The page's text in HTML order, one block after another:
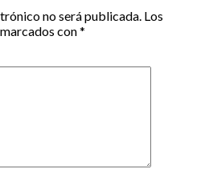
no será publicada. Los
con*